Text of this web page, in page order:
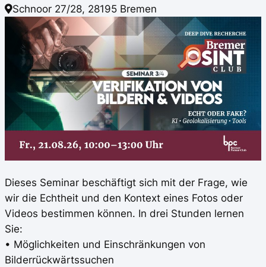
Schnoor 27/28, 28195 Bremen
Dieses Seminar beschäftigt sich mit der Frage, wie
wir die Echtheit und den Kontext eines Fotos oder
Videos bestimmen können. In drei Stunden lernen
Sie:
• Möglichkeiten und Einschränkungen von
Bilderrückwärtssuchen